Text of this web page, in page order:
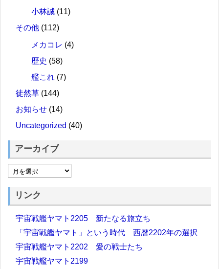
小林誠 (11)
その他 (112)
メカコレ (4)
歴史 (58)
艦これ (7)
徒然草 (144)
お知らせ (14)
Uncategorized (40)
アーカイブ
リンク
宇宙戦艦ヤマト2205 新たなる旅立ち
「宇宙戦艦ヤマト」という時代 西暦2202年の選択
宇宙戦艦ヤマト2202 愛の戦士たち
宇宙戦艦ヤマト2199